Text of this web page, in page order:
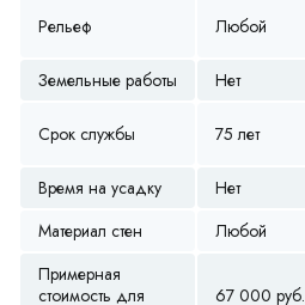
Рельеф Любой
Земельные работы Нет
Срок службы 75 лет
Время на усадку
Нет
Материал стен
Любой
Примерная
стоимость для
67 000 руб.